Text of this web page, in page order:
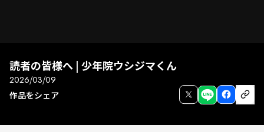
全画面
読者の皆様へ | 少年院ウシジマくん
2026/03/09
作品をシェア